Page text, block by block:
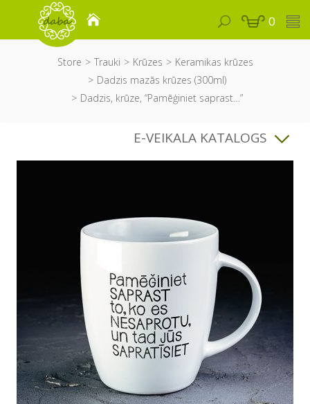
0
Store Trauki Krūzes
Keramikas krūzes
Dadzis mazās krūzes (300ml)
Dadzis, krūze, “Pamēģiniet saprast…”
E-VEIKALA KATALOGS